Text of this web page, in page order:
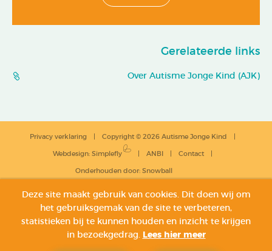
Gerelateerde links
Over Autisme Jonge Kind (AJK)
Copyright © 2026 Autisme Jonge Kind
Privacy verklaring
Contact
ANBI
Webdesign: Simplefly
Onderhouden door: Snowball
Deze site maakt gebruik van cookies. Dit doen wij om
het gebruiksgemak van de site te verbeteren,
statistieken bij te kunnen houden en inzicht te krijgen
in bezoekgedrag. Lees hier meer